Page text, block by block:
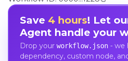
Save 4 hours! Let
Agent handle your
Drop your workflow.json- we
dependency, custom node,